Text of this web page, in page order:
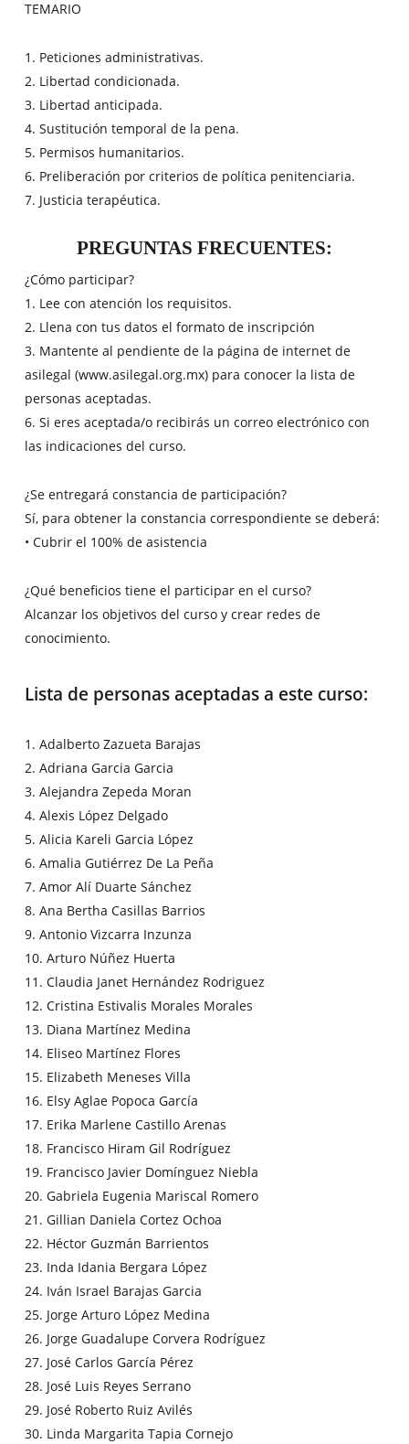
TEMARIO
1. Peticiones administrativas.
2. Libertad condicionada.
3. Libertad anticipada.
4. Sustitución temporal de la pena.
5. Permisos humanitarios.
6. Preliberación por criterios de política penitenciaria.
7. Justicia terapéutica.
PREGUNTAS FRECUENTES:
¿Cómo participar?
1. Lee con atención los requisitos.
2. Llena con tus datos el formato de inscripción
3. Mantente al pendiente de la página de internet de
asilegal (www.asilegal.org.mx) para conocer la lista de
personas aceptadas.
6. Si eres aceptada/o recibirás un correo electrónico con
las indicaciones del curso.
¿Se entregará constancia de participación?
Sí, para obtener la constancia correspondiente se deberá:
• Cubrir el 100% de asistencia
¿Qué beneficios tiene el participar en el curso?
Alcanzar los objetivos del curso y crear redes de
conocimiento.
Lista de personas aceptadas a este curso:
1. Adalberto Zazueta Barajas
2. Adriana Garcia Garcia
3. Alejandra Zepeda Moran
4. Alexis López Delgado
5. Alicia Kareli Garcia López
6. Amalia Gutiérrez De La Peña
7. Amor Alí Duarte Sánchez
8. Ana Bertha Casillas Barrios
9. Antonio Vizcarra Inzunza
10. Arturo Núñez Huerta
11. Claudia Janet Hernández Rodriguez
12. Cristina Estivalis Morales Morales
13. Diana Martínez Medina
14. Eliseo Martínez Flores
15. Elizabeth Meneses Villa
16. Elsy Aglae Popoca García
17. Erika Marlene Castillo Arenas
18. Francisco Hiram Gil Rodríguez
19. Francisco Javier Domínguez Niebla
20. Gabriela Eugenia Mariscal Romero
21. Gillian Daniela Cortez Ochoa
22. Héctor Guzmán Barrientos
23. Inda Idania Bergara López
24. Iván Israel Barajas Garcia
25. Jorge Arturo López Medina
26. Jorge Guadalupe Corvera Rodríguez
27. José Carlos García Pérez
28. José Luis Reyes Serrano
29. José Roberto Ruiz Avilés
30. Linda Margarita Tapia Cornejo